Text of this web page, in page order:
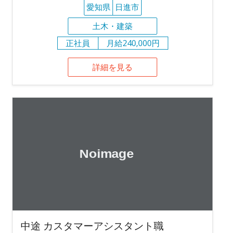
愛知県 日進市
土木・建築
正社員
月給240,000円
詳細を見る
中途 カスタマーアシスタント職